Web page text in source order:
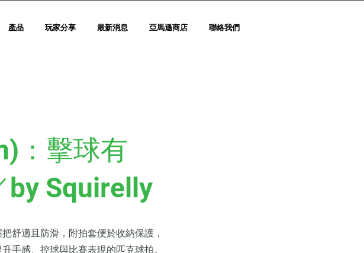
產品 玩家分享 最新消息 亞馬遜商店 聯絡我們
：擊球有
by Squirelly
舒適且防滑，附拍套便於收納保護，
手感、控球與比賽表現的匹克球拍。